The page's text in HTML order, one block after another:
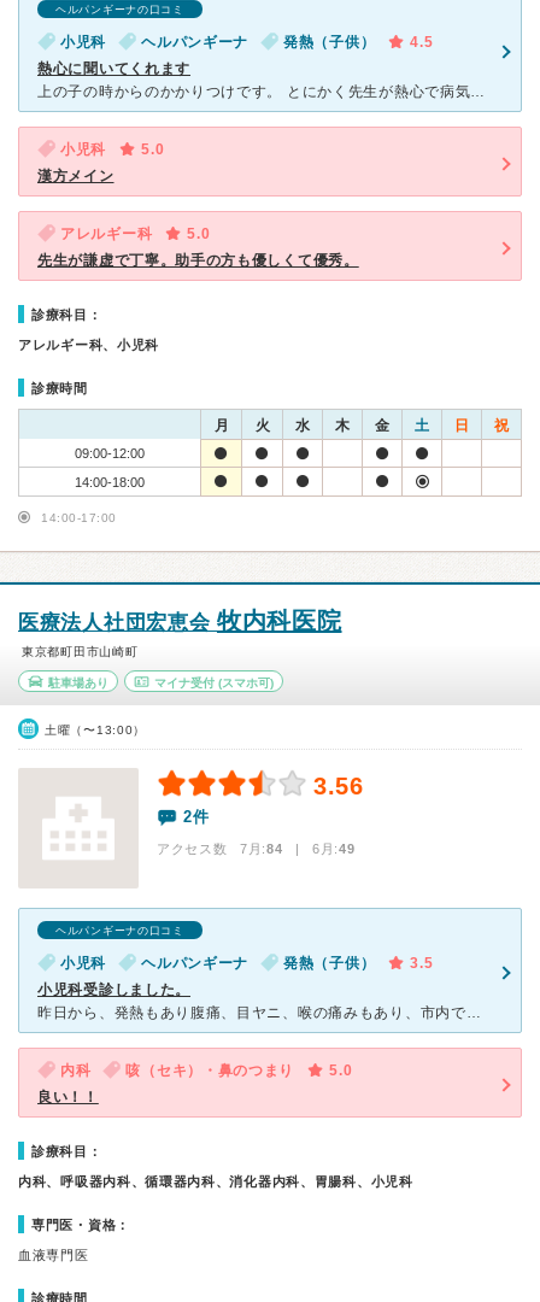
ヘルパンギーナの口コミ
小児科 ヘルパンギーナ 発熱（子供）
4.5
熱心に聞いてくれます
上の子の時からのかかりつけです。 とにかく先生が熱心で病気の説明もしっかりしてくださいますし、聞いたことにもわかりやすく答えてくれます。 次の日が休診日でも先生がいる日は、急変したら連れてきなさい
小児科
5.0
漢方メイン
アレルギー科
5.0
先生が謙虚で丁寧。助手の方も優しくて優秀。
診療科目：
アレルギー科、小児科
診療時間
月 火 水 木 金 土 日 祝
09:00-12:00
14:00-18:00
14:00-17:00
医療法人社団宏恵会 牧内科医院
東京都町田市山崎町
駐車場あり マイナ受付(スマホ可)
土曜（〜13:00）
3.56
2件
アクセス数 7月:84 | 6月:49
ヘルパンギーナの口コミ
小児科 ヘルパンギーナ 発熱（子供）
3.5
小児科受診しました。
昨日から、発熱もあり腹痛、目ヤニ、喉の痛みもあり、市内でアデノウイルスの報告もあったため、検査していただこうと、自宅から近くのこちらを受診。 結果、アデノの検査できないとのことで、がっかりしまし
内科 咳（セキ）・鼻のつまり
5.0
良い！！
診療科目：
内科、呼吸器内科、循環器内科、消化器内科、胃腸科、小児科
専門医・資格：
血液専門医
診療時間